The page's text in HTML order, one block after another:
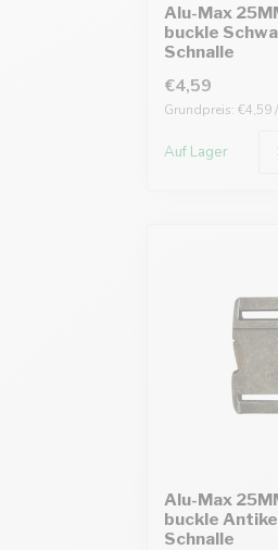
Alu-Max
buckle
Schnalle
€4,59
Grundpreis: €4,59 /
Auf Lager
Alu-Max
buckle
Schnalle